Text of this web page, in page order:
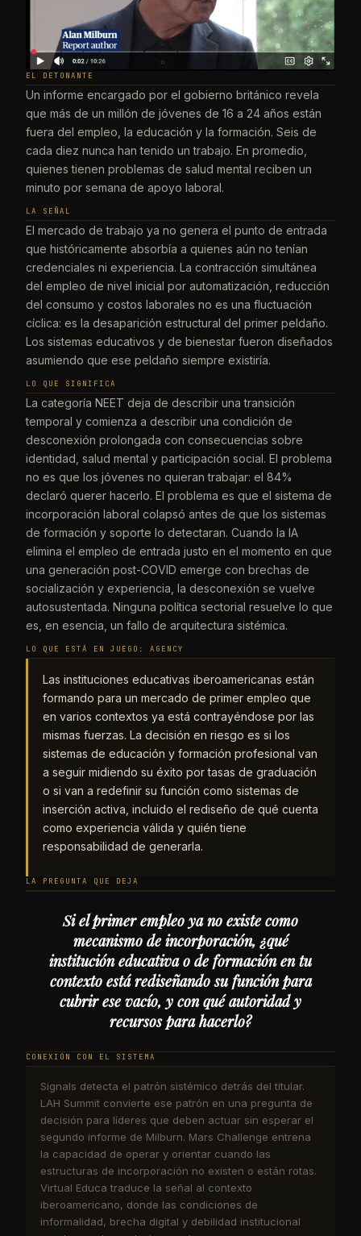
EL DETONANTE
Un informe encargado por el gobierno británico revela
que más de un millón de jóvenes de 16 a 24 años están
fuera del empleo, la educación y la formación. Seis de
cada diez nunca han tenido un trabajo. En promedio,
quienes tienen problemas de salud mental reciben un
minuto por semana de apoyo laboral.
LA SEÑAL
El mercado de trabajo ya no genera el punto de entrada
que históricamente absorbía a quienes aún no tenían
credenciales ni experiencia. La contracción simultánea
del empleo de nivel inicial por automatización, reducción
del consumo y costos laborales no es una fluctuación
cíclica: es la desaparición estructural del primer peldaño.
Los sistemas educativos y de bienestar fueron diseñados
asumiendo que ese peldaño siempre existiría.
LO QUE SIGNIFICA
La categoría NEET deja de describir una transición
temporal y comienza a describir una condición de
desconexión prolongada con consecuencias sobre
identidad, salud mental y participación social. El problema
no es que los jóvenes no quieran trabajar: el 84%
declaró querer hacerlo. El problema es que el sistema de
incorporación laboral colapsó antes de que los sistemas
de formación y soporte lo detectaran. Cuando la IA
elimina el empleo de entrada justo en el momento en que
una generación post-COVID emerge con brechas de
socialización y experiencia, la desconexión se vuelve
autosustentada. Ninguna política sectorial resuelve lo que
es, en esencia, un fallo de arquitectura sistémica.
LO QUE ESTÁ EN JUEGO: AGENCY
Las instituciones educativas iberoamericanas están
formando para un mercado de primer empleo que
en varios contextos ya está contrayéndose por las
mismas fuerzas. La decisión en riesgo es si los
sistemas de educación y formación profesional van
a seguir midiendo su éxito por tasas de graduación
o si van a redefinir su función como sistemas de
inserción activa, incluido el rediseño de qué cuenta
como experiencia válida y quién tiene
responsabilidad de generarla.
LA PREGUNTA QUE DEJA
Si el primer empleo ya no existe como
mecanismo de incorporación, ¿qué
institución educativa o de formación en tu
contexto está rediseñando su función para
cubrir ese vacío, y con qué autoridad y
recursos para hacerlo?
CONEXIÓN CON EL SISTEMA
Signals detecta el patrón sistémico detrás del titular.
LAH Summit convierte ese patrón en una pregunta de
decisión para líderes que deben actuar sin esperar el
segundo informe de Milburn. Mars Challenge entrena
la capacidad de operar y orientar cuando las
estructuras de incorporación no existen o están rotas.
Virtual Educa traduce la señal al contexto
iberoamericano, donde las condiciones de
informalidad, brecha digital y debilidad institucional